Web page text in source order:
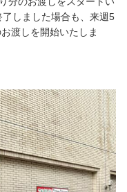
しました場合も、来週5
渡しを開始いたしま